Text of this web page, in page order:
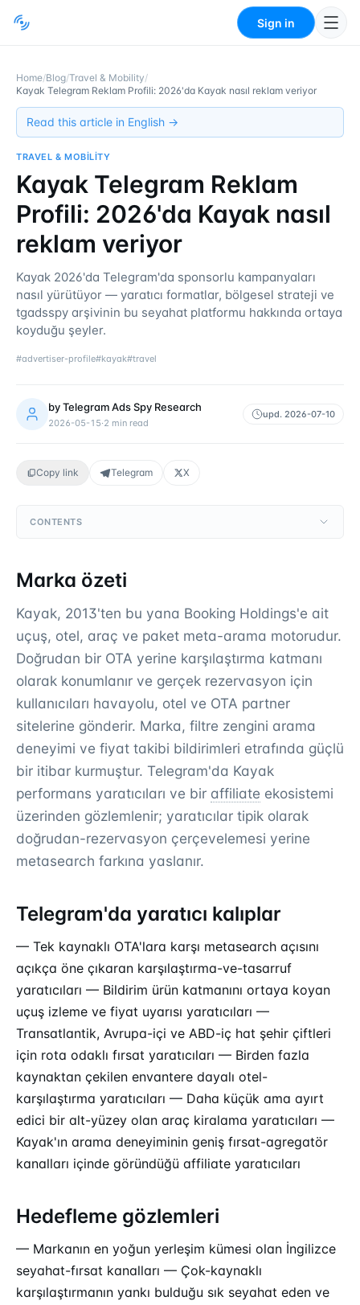
Sign in
Home/Blog/Travel & Mobility/
Kayak Telegram Reklam Profili: 2026'da Kayak nasıl reklam veriyor
Read this article in English →
TRAVEL & MOBILITY
Kayak Telegram Reklam
Profili: 2026'da Kayak nasıl
reklam veriyor
Kayak 2026'da Telegram'da sponsorlu kampanyaları
nasıl yürütüyor — yaratıcı formatlar, bölgesel strateji ve
tgadsspy arşivinin bu seyahat platformu hakkında ortaya
koyduğu şeyler.
#advertiser-profile#kayak#travel
byTelegram Ads Spy Research
2026-05-15·2 min read
upd. 2026-07-10
Copy link Telegram X
CONTENTS
Marka özeti
Kayak, 2013'ten bu yana Booking Holdings'e ait
uçuş, otel, araç ve paket meta-arama motorudur.
Doğrudan bir OTA yerine karşılaştırma katmanı
olarak konumlanır ve gerçek rezervasyon için
kullanıcıları havayolu, otel ve OTA partner
sitelerine gönderir. Marka, filtre zengini arama
deneyimi ve fiyat takibi bildirimleri etrafında güçlü
bir itibar kurmuştur. Telegram'da Kayak
performans yaratıcıları ve bir affiliate ekosistemi
üzerinden gözlemlenir; yaratıcılar tipik olarak
doğrudan-rezervasyon çerçevelemesi yerine
metasearch farkına yaslanır.
Telegram'da yaratıcı kalıplar
— Tek kaynaklı OTA'lara karşı metasearch açısını
açıkça öne çıkaran karşılaştırma-ve-tasarruf
yaratıcıları — Bildirim ürün katmanını ortaya koyan
uçuş izleme ve fiyat uyarısı yaratıcıları —
Transatlantik, Avrupa-içi ve ABD-iç hat şehir çiftleri
için rota odaklı fırsat yaratıcıları — Birden fazla
kaynaktan çekilen envantere dayalı otel-
karşılaştırma yaratıcıları — Daha küçük ama ayırt
edici bir alt-yüzey olan araç kiralama yaratıcıları —
Kayak'ın arama deneyiminin geniş fırsat-agregatör
kanalları içinde göründüğü affiliate yaratıcıları
Hedefleme gözlemleri
— Markanın en yoğun yerleşim kümesi olan İngilizce
seyahat-fırsat kanalları — Çok-kaynaklı
karşılaştırmanın yankı bulduğu sık seyahat eden ve